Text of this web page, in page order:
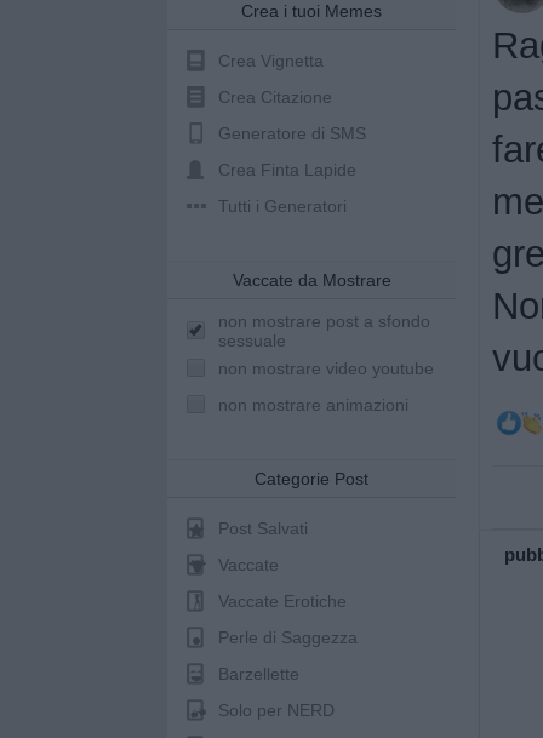
Crea i tuoi Memes
Crea Vignetta
Crea Citazione
Generatore di SMS
Crea Finta Lapide
Tutti i Generatori
Vaccate da Mostrare
non mostrare post a sfondo
sessuale
non mostrare video youtube
non mostrare animazioni
Categorie Post
Post Salvati
Vaccate
Vaccate Erotiche
Perle di Saggezza
Barzellette
Solo per NERD